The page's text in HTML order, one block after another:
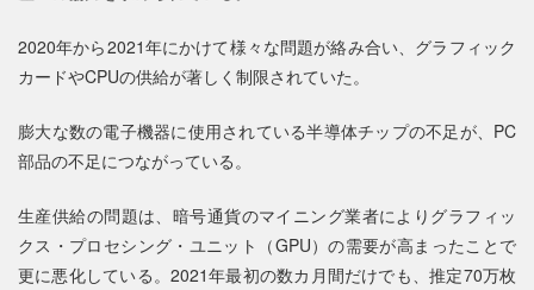
2020年から2021年にかけて様々な問題が絡み合い、グラフィック
カードやCPUの供給が著しく制限されていた。
膨大な数の電子機器に使用されている半導体チップの不足が、PC
部品の不足につながっている。
生産供給の問題は、暗号通貨のマイニング業者によりグラフィッ
クス・プロセシング・ユニット（GPU）の需要が高まったことで
更に悪化している。2021年最初の数カ月間だけでも、推定70万枚